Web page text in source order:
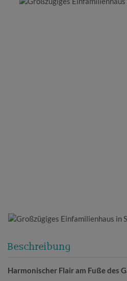
Beschreibung
Harmonischer Flair am Fuße des